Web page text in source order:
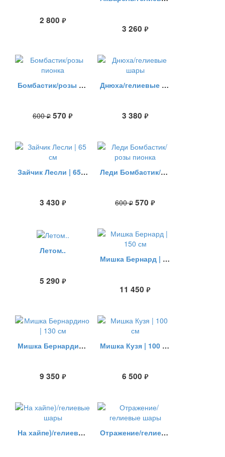
2 800 руб.
3 260 руб.
Бомбастик/розы пионка
600руб. 570 руб.
Днюха/гелиевые шары
3 380 руб.
Зайчик Лесли | 65 см
3 430 руб.
Леди Бомбастик/розы пионка
600руб. 570 руб.
Летом..
5 290 руб.
Мишка Бернард | 150 см
11 450 руб.
Мишка Бернардино | 130 см
9 350 руб.
Мишка Кузя | 100 см
6 500 руб.
На хайпе)/гелиевые шары Отражение/гелиевые шары